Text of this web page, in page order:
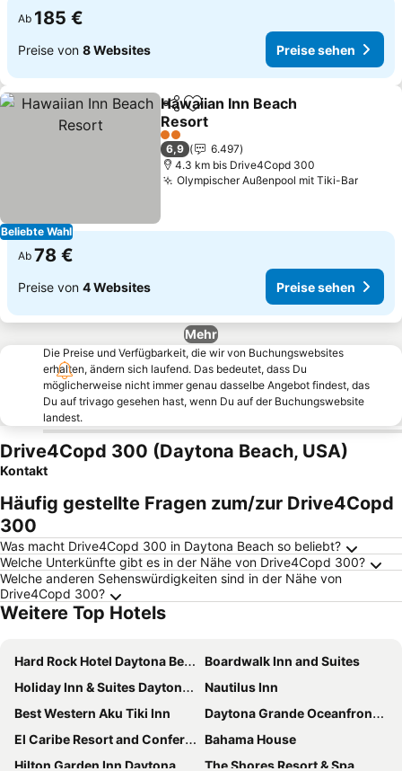
Ab 185 €
Preise von 8 Websites Preise sehen
Beliebte Wahl
TeilenZu Favoriten hinzufügen
Hawaiian Inn Beach
Resort
2 Sterne
6,9
6.497
4.3 km bis Drive4Copd 300
Olympischer Außenpool mit Tiki-Bar
Ab 78 €
Preise von 4 Websites Preise sehen
Mehr
Die Preise und Verfügbarkeit, die wir von Buchungswebsites
erhalten, ändern sich laufend. Das bedeutet, dass Du
möglicherweise nicht immer genau dasselbe Angebot findest, das
Du auf trivago gesehen hast, wenn Du auf der Buchungswebsite
landest.
Drive4Copd 300 (Daytona Beach, USA)
Kontakt
Häufig gestellte Fragen zum/zur Drive4Copd
300
Was macht Drive4Copd 300 in Daytona Beach so beliebt?
Welche Unterkünfte gibt es in der Nähe von Drive4Copd 300?
Welche anderen Sehenswürdigkeiten sind in der Nähe von
Drive4Copd 300?
Weitere Top Hotels
Hard Rock Hotel Daytona Beach
Boardwalk Inn and Suites
Holiday Inn & Suites Daytona Beach On The Ocean By Ihg
Nautilus Inn
Best Western Aku Tiki Inn
Daytona Grande Oceanfront Resort
El Caribe Resort and Conference Center
Bahama House
Hilton Garden Inn Daytona Beach Oceanfront
The Shores Resort & Spa